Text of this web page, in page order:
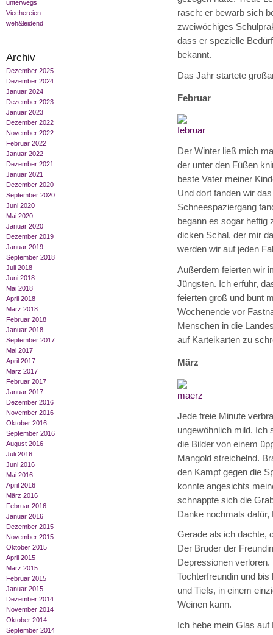
unterwegs
Viechereien
weh&leidend
Archiv
Dezember 2025
Dezember 2024
Januar 2024
Dezember 2023
Januar 2023
Dezember 2022
November 2022
Februar 2022
Januar 2022
Dezember 2021
Januar 2021
Dezember 2020
September 2020
Juni 2020
Mai 2020
Januar 2020
Dezember 2019
Januar 2019
September 2018
Juli 2018
Juni 2018
Mai 2018
April 2018
März 2018
Februar 2018
Januar 2018
September 2017
Mai 2017
April 2017
März 2017
Februar 2017
Januar 2017
Dezember 2016
November 2016
Oktober 2016
September 2016
August 2016
Juli 2016
Juni 2016
Mai 2016
April 2016
März 2016
Februar 2016
Januar 2016
Dezember 2015
November 2015
Oktober 2015
April 2015
März 2015
Februar 2015
Januar 2015
Dezember 2014
November 2014
Oktober 2014
September 2014
rasch: er bewarb sich
zweiwöchiges
dass er spezielle
bekannt.
Das Jahr startete
Februar
Der Winter ließ mich
der unter den Füßen
beste Vater meiner
Und dort fanden wir
Schneespaziergang
begann es sogar heftig
dicken Schal, der mir
werden wir auf jeden
Außerdem feierten wir
Jüngsten. Ich erfuhr,
feierten groß und bunt
Wochenende vor
Menschen in die
auf Karteikarten zu
März
Jede freie Minute
ungewöhnlich mild. Ich
die Bilder von einem
Mangold streichelnd.
den Kampf gegen die
konnte angesichts
schnappte sich die
Danke nochmals dafür,
Gerade als ich dachte,
Der Bruder der
Depressionen
Tochterfreundin und
und Tiefs, in einem
Weinen kann.
Ich hebe mein Glas